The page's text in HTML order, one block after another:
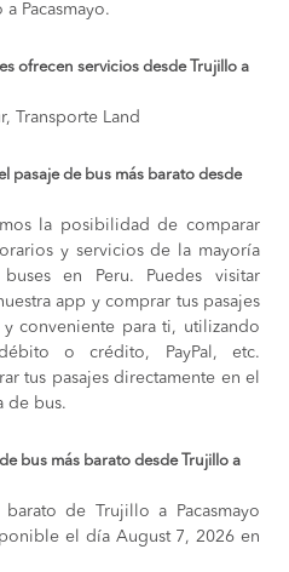
Pacasmayo.
ofrecen servicios desde Trujillo a
Transporte Land
pasaje de bus más barato desde
la posibilidad de comparar
y servicios de la mayoría
en Peru. Puedes visitar
app y comprar tus pasajes
conveniente para ti, utilizando
o crédito, PayPal, etc.
tus pasajes directamente en el
de bus.
bus más barato desde Trujillo a
de Trujillo a Pacasmayo
el día August 7, 2026 en